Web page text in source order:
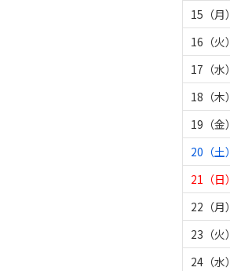
15（月）
16（火）
17（水）
18（木）
19（金）
20（土）
21（日）
22（月）
23（火）
24（水）